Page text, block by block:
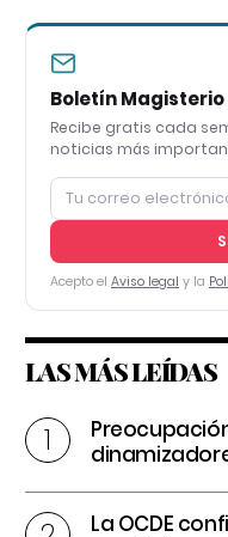
Boletín Magisterio
Recibe gratis cada
noticias más
Acepto el Aviso legal y la
LAS MÁS LEÍDAS
La OCDE